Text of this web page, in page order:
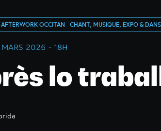
AFTERWORK OCCITAN - CHANT, MUSIQUE, EXPO &
2026 - 18H
lo